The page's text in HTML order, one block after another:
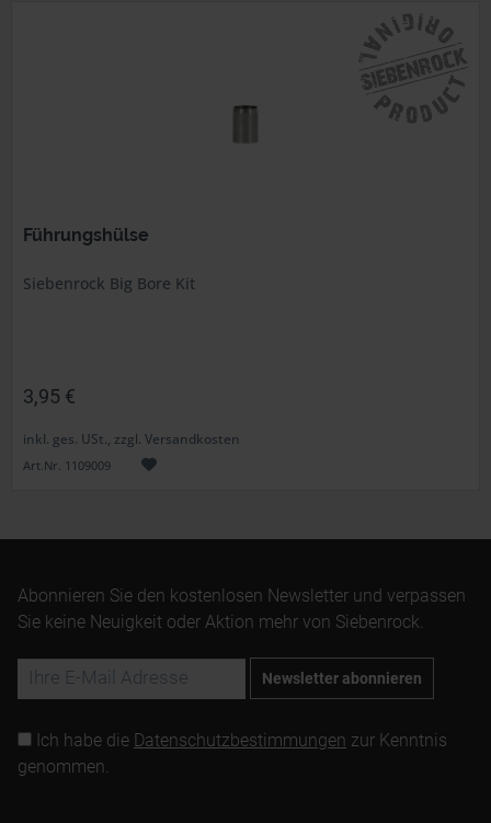
Führungshülse
Siebenrock Big Bore Kit
3,95 €
inkl. ges. USt., zzgl. Versandkosten
Art.Nr. 1109009
Abonnieren Sie den kostenlosen Newsletter und verpassen
Sie keine Neuigkeit oder Aktion mehr von Siebenrock.
Newsletter abonnieren
Ich habe die Datenschutzbestimmungen zur Kenntnis
genommen.